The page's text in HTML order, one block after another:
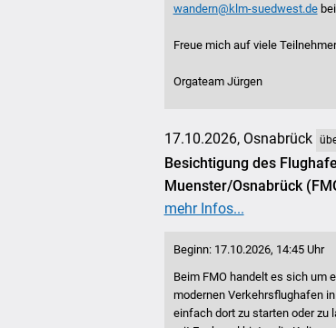
wandern@klm-suedwest.debei
Freue mich auf viele
Orgateam Jürgen
17.10.2026, Osnabrück
Besichtigung des
Muenster/Osnabrück
mehr Infos...
Beginn: 17.10.2026, 14:45 Uhr
Beim FMO handelt es sich um
modernen Verkehrsflughafen
einfach dort zu starten oder zu